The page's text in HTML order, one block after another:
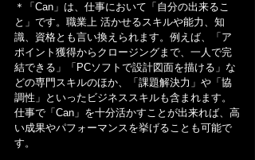
＊「Can」は、仕事において「自分の出来るこ
と」です。職業上 活かせるスキルや能力、知
識、資格とも言い換えられます。例えば、「ア
ポイント獲得からクロージングまで、一人で完
結できる」「PCソフトで設計図面を描ける」な
どの専門スキルのほか、「課題解決力」や「協
調性」といったビジネススキルも含まれます。
仕事で「Can」を十分活かすことが出来れば、高
い成果やパフォーマンスを挙げることも可能で
す。